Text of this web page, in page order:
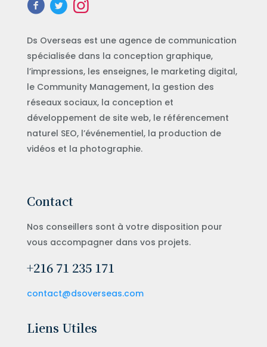
Ds Overseas est une agence de communication
spécialisée dans la conception graphique,
l’impressions, les enseignes, le marketing digital,
le Community Management, la gestion des
réseaux sociaux, la conception et
développement de site web, le référencement
naturel SEO, l’événementiel, la production de
vidéos et la photographie.
Contact
Nos conseillers sont à votre disposition pour
vous accompagner dans vos projets.
+216 71 235 171
contact@dsoverseas.com
Liens Utiles